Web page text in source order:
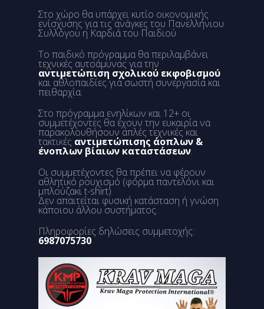
Στο χώρο θα υπάρχει κυτίο οικονομικής
ενίσχυσης για τις ανάγκες του Πανελλήνιου
Συλλόγου η Καρδιά του Παιδιού
Το παιδικό πρόγραμμα θα περιλαμβάνει
τεχνικές αυτοάμυνας για την
αντιμετώπιση σχολικού εκφοβισμού
και αθλοπαιδίες για σωστή συνεργασία και
πειθαρχία.
Στο πρόγραμμα ενηλίκων και 12+ οι
συμμετέχοντες θα έχουν την ευκαιρία να
παρακολουθήσουν απλές τεχνικές και
τακτικές αντιμετώπισης άοπλων &
ένοπλων βίαιων καταστάσεων.
Οι συμμετέχοντες θα πρέπει να φέρουν
αθλητικό ρουχισμό (φόρμα παντελόνι και
μπλούζακι t-shirt)
Δεν απαιτείται φυσική κατάσταση ή γνώση
κάποιου άλλου συστήματος.
Πληροφορίες δηλώσεις συμμετοχής:
6987075730